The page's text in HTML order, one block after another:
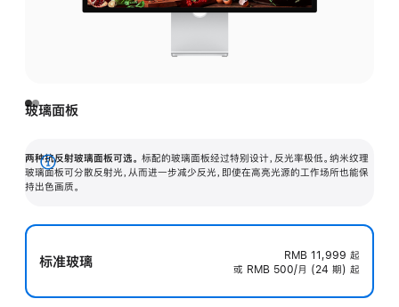
玻璃面板
两种抗反射玻璃面板可选。 标配的玻璃面板经过特别设计，反光率极低。纳米纹理
玻璃面板可分散反射光，从而进一步减少反光，即使在高亮光源的工作场所也能保
持出色画质。
展
开
标准玻璃 RMB 11,999 起
或 RMB 500/月 (24 期) 起